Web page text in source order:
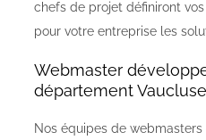
chefs de projet définiront
pour votre entreprise les
Webmaster
département
Nos équipes de